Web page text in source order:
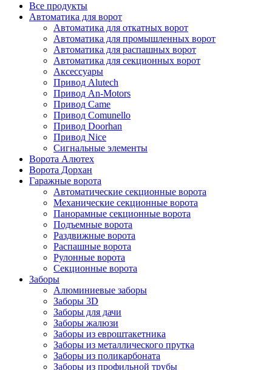
Все продукты
Автоматика для ворот
Автоматика для откатных ворот
Автоматика для промышленных ворот
Автоматика для распашных ворот
Автоматика для секционных ворот
Аксессуары
Привод Alutech
Привод An-Motors
Привод Came
Привод Comunello
Привод Doorhan
Привод Nice
Сигнальные элементы
Ворота Алютех
Ворота Дорхан
Гаражные ворота
Автоматические секционные ворота
Механические секционные ворота
Панорамные секционные ворота
Подъемные ворота
Раздвижные ворота
Распашные ворота
Рулонные ворота
Секционные ворота
Заборы
Алюминиевые заборы
Заборы 3D
Заборы для дачи
Заборы жалюзи
Заборы из евроштакетника
Заборы из металлического прутка
Заборы из поликарбоната
Заборы из профильной трубы